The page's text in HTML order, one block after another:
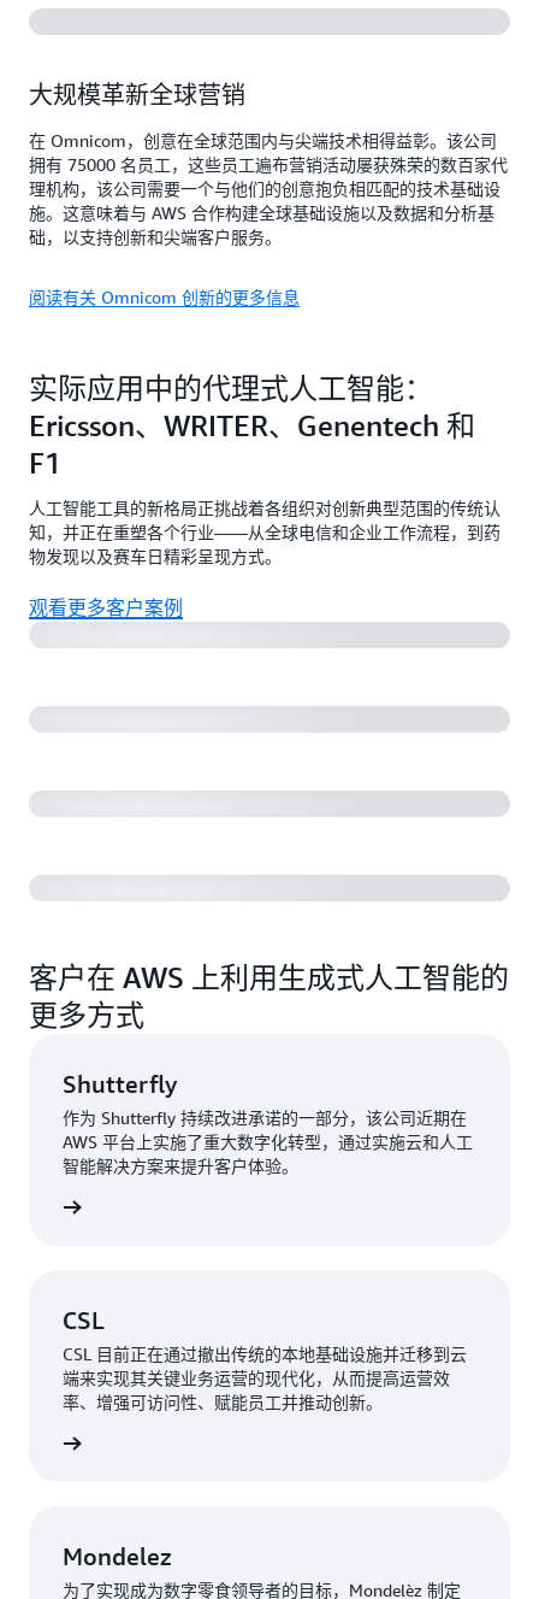
大规模革新全球营销
在 Omnicom，创意在全球范围内与尖端技术相得益彰。该公司
拥有 75000 名员工，这些员工遍布营销活动屡获殊荣的数百家代
理机构，该公司需要一个与他们的创意抱负相匹配的技术基础设
施。这意味着与 AWS 合作构建全球基础设施以及数据和分析基
础，以支持创新和尖端客户服务。
阅读有关 Omnicom 创新的更多信息
实际应用中的代理式人工智能：
Ericsson、WRITER、Genentech 和
F1
人工智能工具的新格局正挑战着各组织对创新典型范围的传统认
知，并正在重塑各个行业——从全球电信和企业工作流程，到药
物发现以及赛车日精彩呈现方式。
观看更多客户案例
Ericsson：连接的未来
客户在 AWS 上利用生成式人工智能的
更多方式
Shutterfly
作为 Shutterfly 持续改进承诺的一部分，该公司近期在
AWS 平台上实施了重大数字化转型，通过实施云和人工
智能解决方案来提升客户体验。
CSL
CSL 目前正在通过撤出传统的本地基础设施并迁移到云
端来实现其关键业务运营的现代化，从而提高运营效
率、增强可访问性、赋能员工并推动创新。
Mondelez
为了实现成为数字零食领导者的目标，Mondelèz 制定